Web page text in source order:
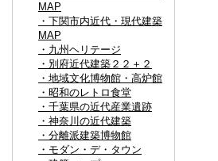
MAP
・下関市内近代・現代建築
MAP
・九州ヘリテージ
・別府近代建築２２＋２
・地域文化博物館・高炉館
・昭和のレトロ食堂
・千葉県の近代産業遺跡
・神奈川の近代建築
・分離派建築博物館
・モダン・デ・タウン